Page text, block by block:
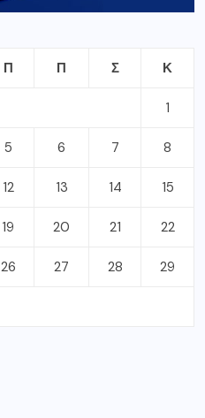
Π Π Σ Κ
1
5 6 7 8
12 13 14 15
19 20 21 22
26 27 28 29